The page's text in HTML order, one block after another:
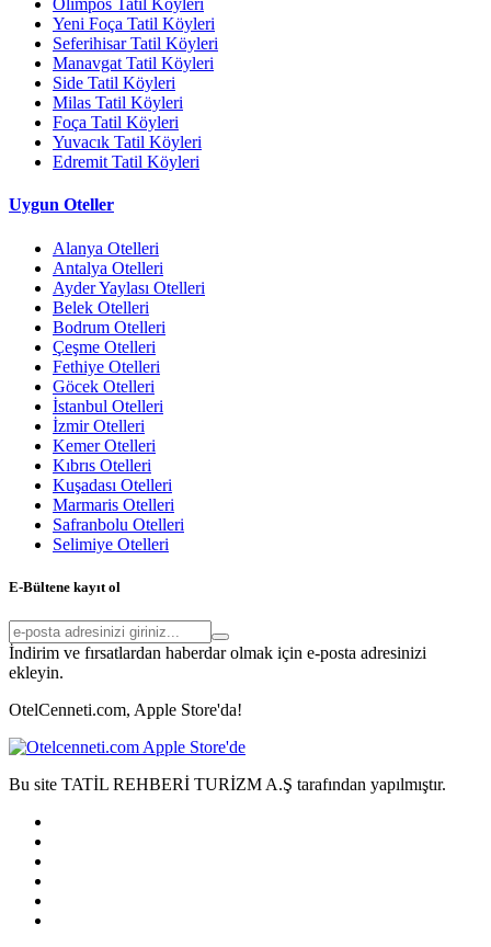
Olimpos Tatil Köyleri
Yeni Foça Tatil Köyleri
Seferihisar Tatil Köyleri
Manavgat Tatil Köyleri
Side Tatil Köyleri
Milas Tatil Köyleri
Foça Tatil Köyleri
Yuvacık Tatil Köyleri
Edremit Tatil Köyleri
Uygun Oteller
Alanya Otelleri
Antalya Otelleri
Ayder Yaylası Otelleri
Belek Otelleri
Bodrum Otelleri
Çeşme Otelleri
Fethiye Otelleri
Göcek Otelleri
İstanbul Otelleri
İzmir Otelleri
Kemer Otelleri
Kıbrıs Otelleri
Kuşadası Otelleri
Marmaris Otelleri
Safranbolu Otelleri
Selimiye Otelleri
E-Bültene kayıt ol
İndirim ve fırsatlardan haberdar olmak için e-posta adresinizi
ekleyin.
OtelCenneti.com, Apple Store'da!
Bu site TATİL REHBERİ TURİZM A.Ş tarafından yapılmıştır.